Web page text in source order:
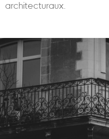
architecturaux.